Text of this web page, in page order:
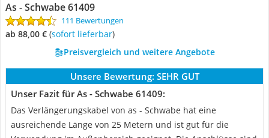
As - Schwabe 61409
111 Bewertungen
ab 88,00 € ( Sofort lieferbar)
Preisvergleich und weitere Angebote
Unsere Bewertung: SEHR GUT
Unser Fazit für As - Schwabe 61409:
Das Verlängerungskabel von as - Schwabe hat eine
ausreichende Länge von 25 Metern und ist gut für die